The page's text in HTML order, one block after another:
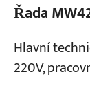
Řada
Hlavní
220V,